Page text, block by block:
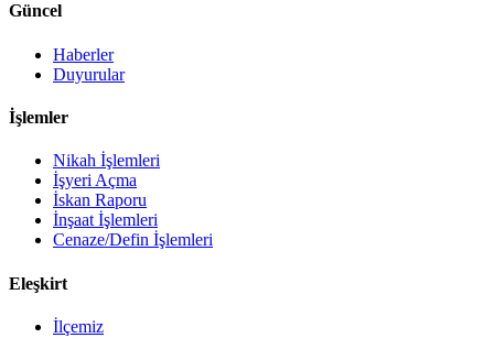
Güncel
Haberler
Duyurular
İşlemler
Nikah İşlemleri
İşyeri Açma
İskan Raporu
İnşaat İşlemleri
Cenaze/Defin İşlemleri
Eleşkirt
İlçemiz